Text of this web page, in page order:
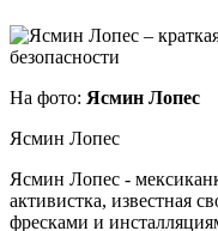
На фото: Ясмин Лопес
Ясмин Лопес
Ясмин Лопес -
активистка, известная
фресками и